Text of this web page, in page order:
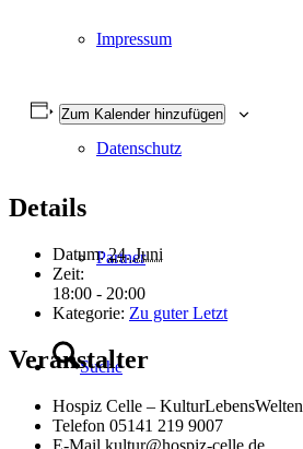
Impressum
Datenschutz
Partner
Suche
Zum Kalender hinzufügen
Details
Datum: 24. Juni
Zeit:
18:00 - 20:00
Kategorie: Zu guter Letzt
Veranstalter
Hospiz Celle – KulturLebensWelten
Telefon 05141 219 9007
E-Mail kultur@hospiz-celle.de